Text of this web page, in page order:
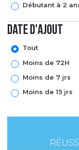
Débutant à 2
Date d'ajout
Tout
Moins de 72H
Moins de 7 jrs
Moins de 15 jrs